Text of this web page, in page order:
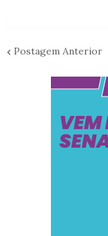
Postagem Anterior